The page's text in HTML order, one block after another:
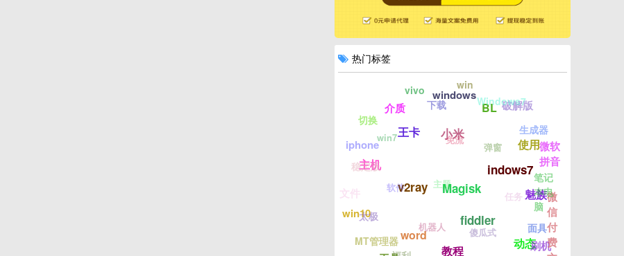
热门标签
Magisk
v2ray
word
教程
fiddler
indows7
小米
王卡
主机
win10
动态
魅族
使用
BL
windows
介质
iphone
文件
MT管理器 刷机
微
信
付
费
微软
拼音
破解版
win
vivo
切换
稳定版
太极
面具
笔记
本电
脑
生成器
Windows7
下载
win7
软件
机器人 傻瓜式
任务
弹窗
免流
主题